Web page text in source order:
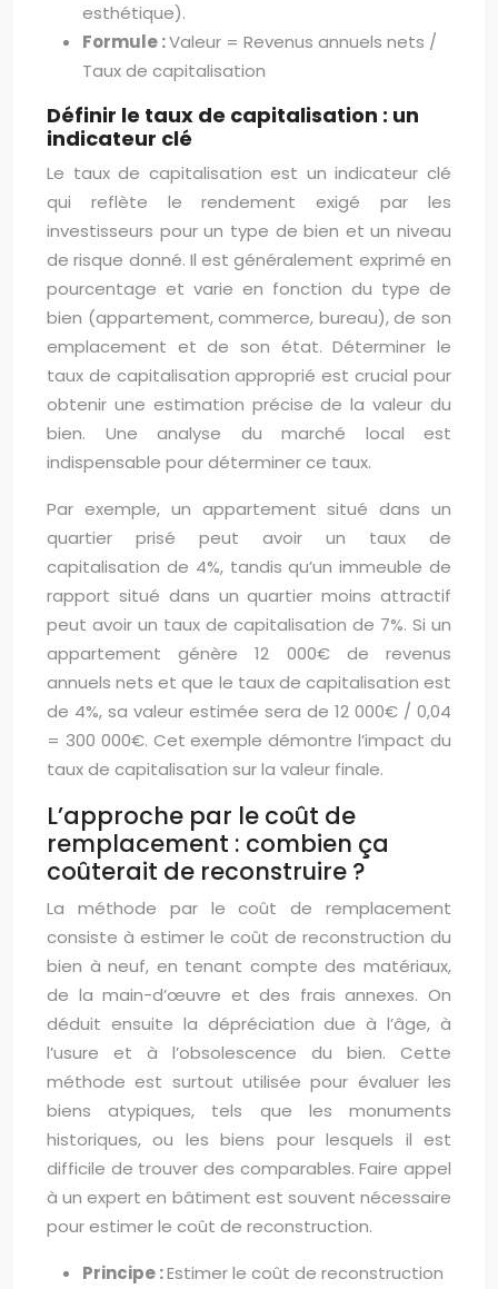
esthétique).
Formule :Valeur = Revenus annuels nets /
Taux de capitalisation
Définir le taux de capitalisation : un
indicateur clé
Le taux de capitalisation est un indicateur clé
qui reflète le rendement exigé par les
investisseurs pour un type de bien et un niveau
de risque donné. Il est généralement exprimé en
pourcentage et varie en fonction du type de
bien (appartement, commerce, bureau), de son
emplacement et de son état. Déterminer le
taux de capitalisation approprié est crucial pour
obtenir une estimation précise de la valeur du
bien. Une analyse du marché local est
indispensable pour déterminer ce taux.
Par exemple, un appartement situé dans un
quartier prisé peut avoir un taux de
capitalisation de 4%, tandis qu’un immeuble de
rapport situé dans un quartier moins attractif
peut avoir un taux de capitalisation de 7%. Si un
appartement génère 12 000€ de revenus
annuels nets et que le taux de capitalisation est
de 4%, sa valeur estimée sera de 12 000€ / 0,04
= 300 000€. Cet exemple démontre l’impact du
taux de capitalisation sur la valeur finale.
L’approche par le coût de
remplacement : combien ça
coûterait de reconstruire ?
La méthode par le coût de remplacement
consiste à estimer le coût de reconstruction du
bien à neuf, en tenant compte des matériaux,
de la main-d’œuvre et des frais annexes. On
déduit ensuite la dépréciation due à l’âge, à
l’usure et à l’obsolescence du bien. Cette
méthode est surtout utilisée pour évaluer les
biens atypiques, tels que les monuments
historiques, ou les biens pour lesquels il est
difficile de trouver des comparables. Faire appel
à un expert en bâtiment est souvent nécessaire
pour estimer le coût de reconstruction.
Principe :Estimer le coût de reconstruction